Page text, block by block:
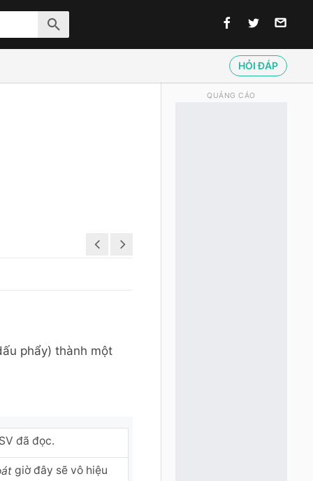
HỎI ĐÁP
phẩy) thành một
đã đọc.
giờ đây sẽ vô hiệu
QUẢNG CÁO